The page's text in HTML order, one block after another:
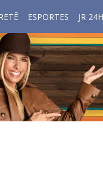
ESPORTES JR 24H